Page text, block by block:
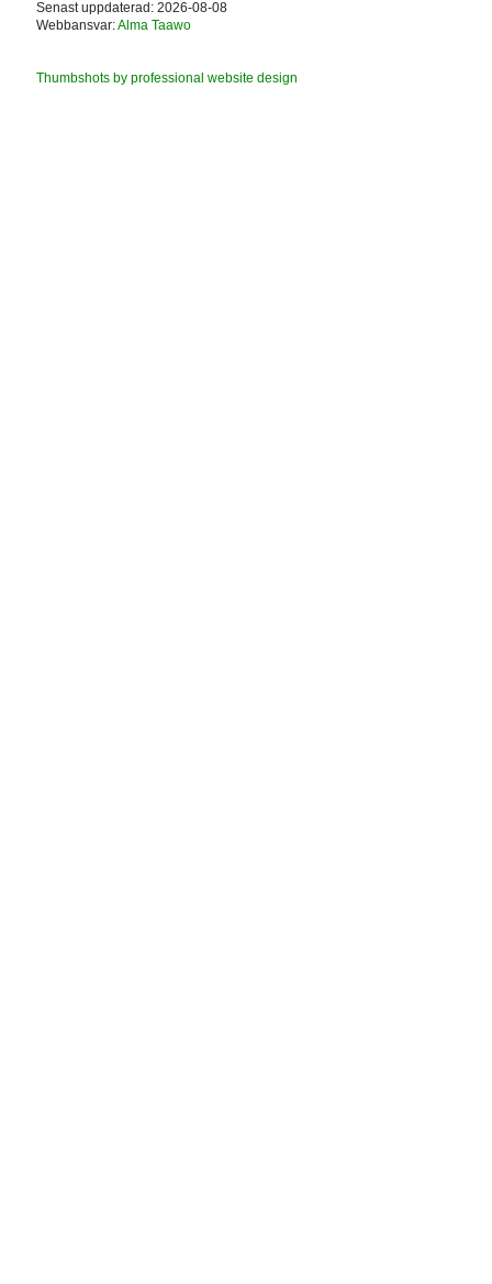
Senast uppdaterad: 2026-08-08
Webbansvar:Alma Taawo
Thumbshots by professional website design